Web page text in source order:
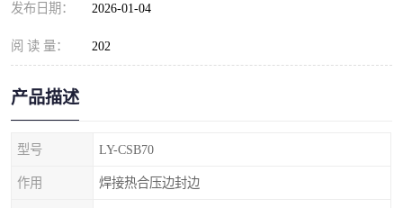
发布日期： 2026-01-04
阅 读 量： 202
产品描述
型号 LY-CSB70
作用 焊接热合压边封边